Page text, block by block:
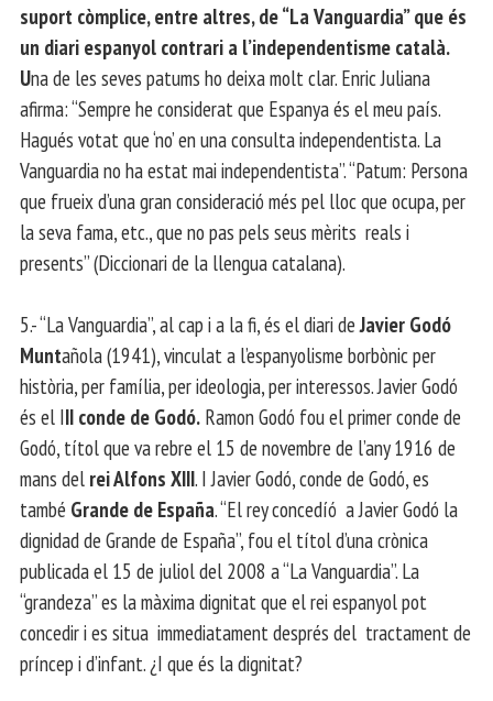
suport còmplice, entre altres, de “La Vanguardia” que és
un diari espanyol contrari a l’independentisme català.
Una de les seves patums ho deixa molt clar. Enric Juliana
afirma: “Sempre he considerat que Espanya és el meu país.
Hagués votat que ‘no’ en una consulta independentista. La
Vanguardia no ha estat mai independentista”. “Patum: Persona
que frueix d’una gran consideració més pel lloc que ocupa, per
la seva fama, etc., que no pas pels seus mèrits reals i
presents” (Diccionari de la llengua catalana).
5.- “La Vanguardia”, al cap i a la fi, és el diari deJavier Godó
Muntañola (1941), vinculat a l’espanyolisme borbònic per
història, per família, per ideologia, per interessos. Javier Godó
és el III conde de Godó. Ramon Godó fou el primer conde de
Godó, títol que va rebre el 15 de novembre de l’any 1916 de
mans del rei Alfons XIII. I Javier Godó, conde de Godó, es
també Grande de España. “El rey concedíó a Javier Godó la
dignidad de Grande de España”, fou el títol d’una crònica
publicada el 15 de juliol del 2008 a “La Vanguardia”. La
“grandeza” es la màxima dignitat que el rei espanyol pot
concedir i es situa immediatament després del tractament de
príncep i d’infant. ¿I que és la dignitat?